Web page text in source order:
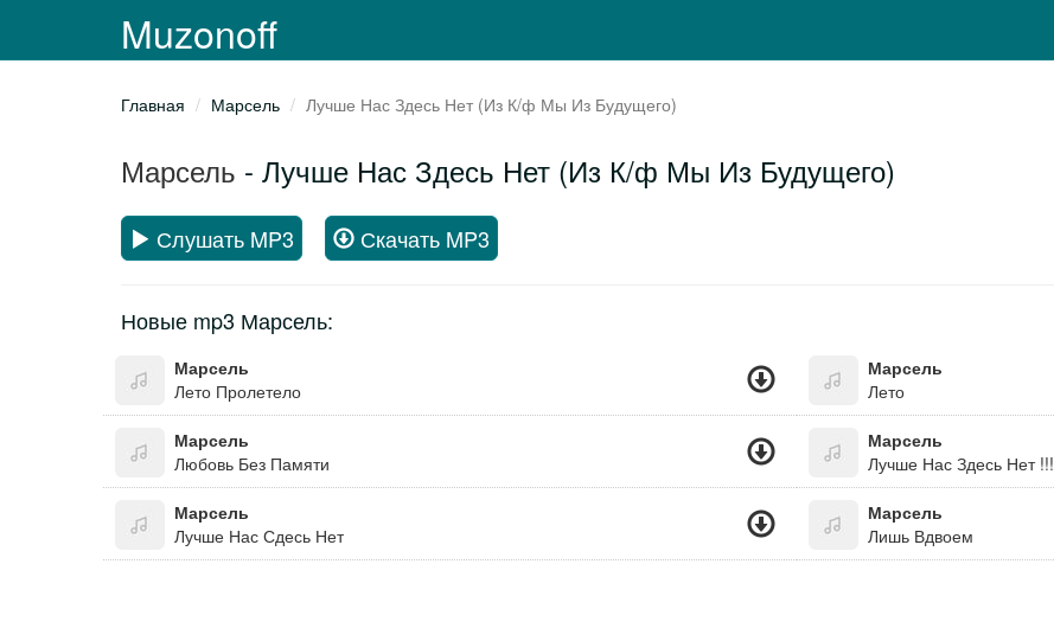
Muzonoff
Главная Марсель Лучше Нас Здесь Нет (Из К/ф Мы Из Будущего)
Марсель - Лучше Нас Здесь Нет (Из К/ф Мы Из Будущего)
Слушать MP3 Скачать MP3
Новые mp3 Марсель:
Марсель
Лето Пролетело
Марсель
Лето
Марсель
Любовь Без Памяти
Марсель
Лучше Нас Здесь Нет !!!
Марсель
Лучше Нас Сдесь Нет
Марсель
Лишь Вдвоем